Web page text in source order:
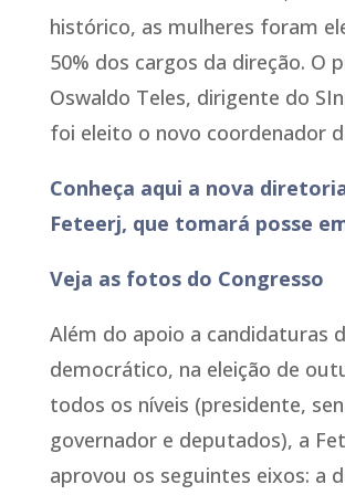
histórico, as mulheres foram
50% dos cargos da direção. O
Oswaldo Teles, dirigente do
foi eleito o novo coordenador
Conheça aqui a nova
Feteerj, que tomará posse
Veja as fotos do Congresso
Além do apoio a candidaturas
democrático, na eleição de
todos os níveis (presidente,
governador e deputados), a
aprovou os seguintes eixos: a